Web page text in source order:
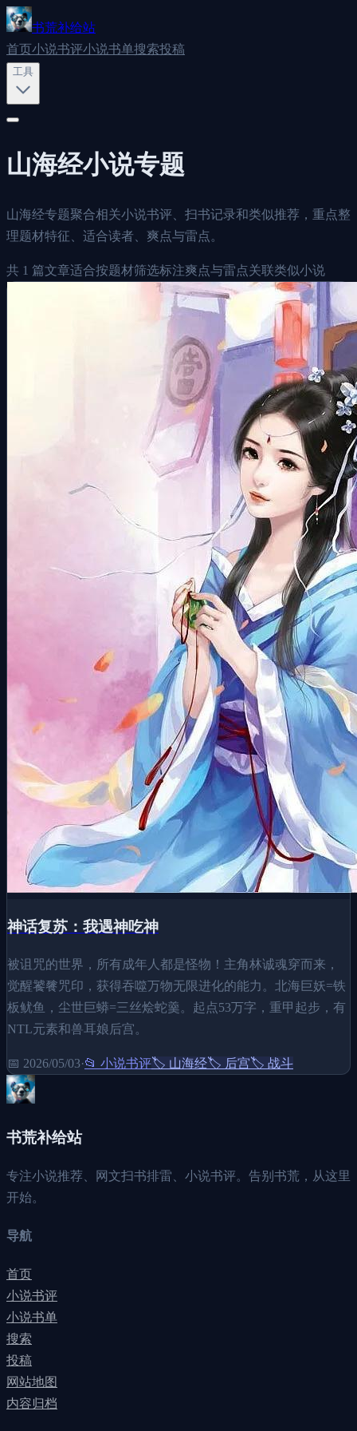
书荒补给站
首页小说书评小说书单搜索投稿
工具
山海经小说专题
山海经专题聚合相关小说书评、扫书记录和类似推荐，重点整
理题材特征、适合读者、爽点与雷点。
共 1 篇文章适合按题材筛选标注爽点与雷点关联类似小说
神话复苏：我遇神吃神
被诅咒的世界，所有成年人都是怪物！主角林诚魂穿而来，
觉醒饕餮咒印，获得吞噬万物无限进化的能力。北海巨妖=铁
板鱿鱼，尘世巨蟒=三丝烩蛇羹。起点53万字，重甲起步，有
NTL元素和兽耳娘后宫。
📅 2026/05/03·📂 小说书评🏷️ 山海经🏷️ 后宫🏷️ 战斗
书荒补给站
专注小说推荐、网文扫书排雷、小说书评。告别书荒，从这里
开始。
导航
首页
小说书评
小说书单
搜索
投稿
网站地图
内容归档